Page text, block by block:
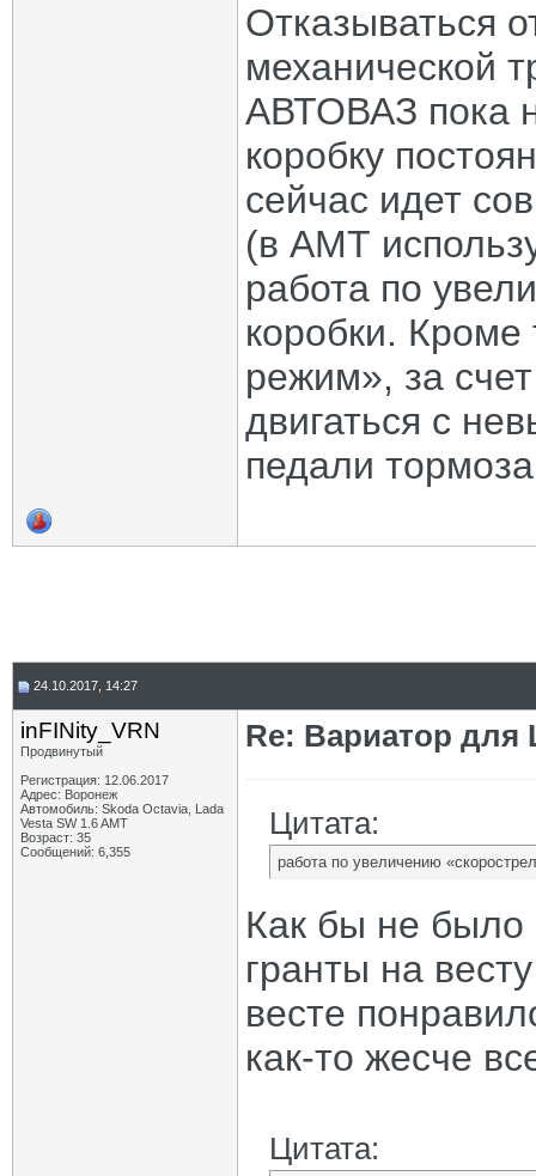
Отказываться
механической
АВТОВАЗ пока
коробку
сейчас идет
(в АМТ
работа по
коробки.
режим», за
двигаться с
педали
24.10.2017, 14:27
inFINity_VRN
Продвинутый
Регистрация: 12.06.2017
Адрес: Воронеж
Автомобиль: Skoda Octavia, Lada
Vesta SW 1.6 AMT
Возраст: 35
Сообщений: 6,355
Re: Вариатор для
Цитата:
работа по увеличению
Как бы не было
гранты на
весте
как-то жесче
Цитата: